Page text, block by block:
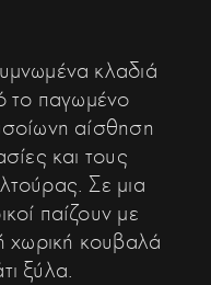
κλαδιά
το παγωμένο
αίσθηση
και τους
Σε μια
παίζουν με
χωρική κουβαλά
ξύλα.